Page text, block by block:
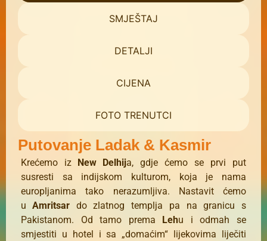
SMJEŠTAJ
DETALJI
CIJENA
FOTO TRENUTCI
Putovanje Ladak & Kasmir
Krećemo iz New Delhija, gdje ćemo se prvi put
susresti sa indijskom kulturom, koja je nama
europljanima tako nerazumljiva. Nastavit ćemo
u Amritsar do zlatnog templja pa na granicu s
Pakistanom. Od tamo prema
Lehu i odmah se
smjestiti u hotel i sa „domaćim“ lijekovima liječiti